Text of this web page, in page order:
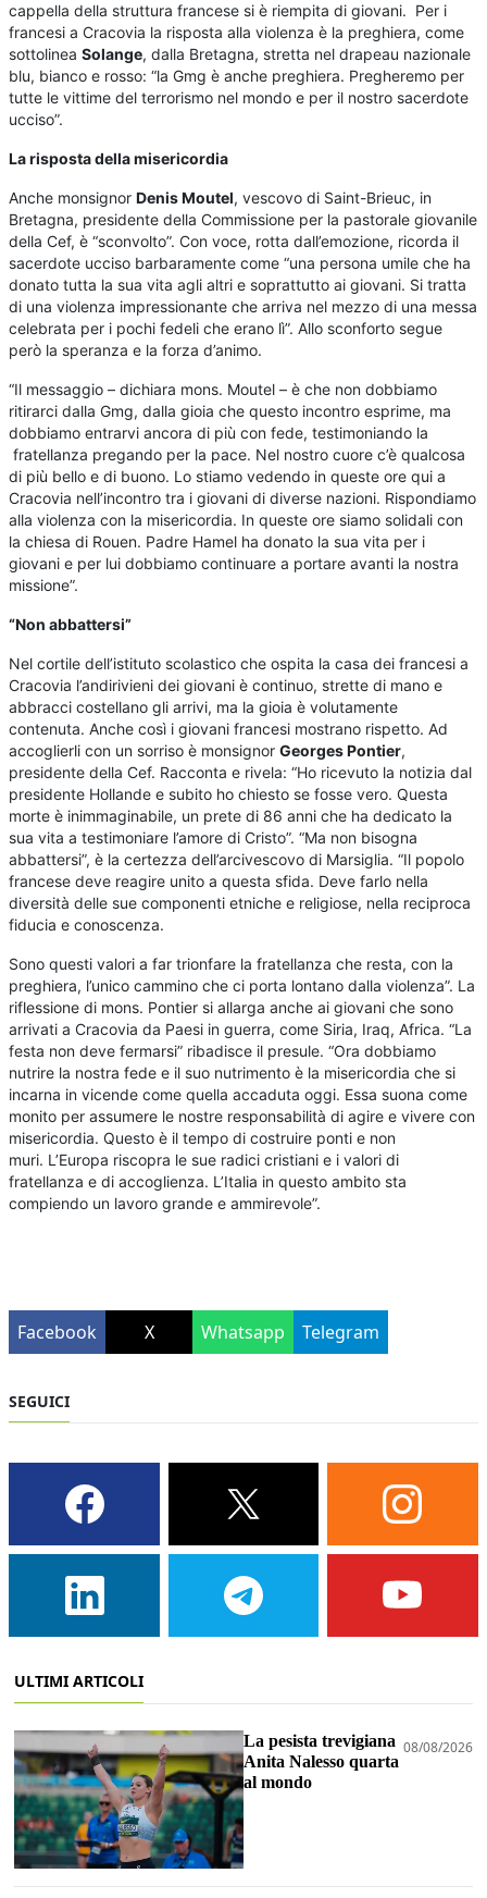
cappella della struttura francese si è riempita di giovani. Per i
francesi a Cracovia la risposta alla violenza è la preghiera, come
sottolineaSolange, dalla Bretagna, stretta nel drapeau nazionale
blu, bianco e rosso: “la Gmg è anche preghiera. Pregheremo per
tutte le vittime del terrorismo nel mondo e per il nostro sacerdote
ucciso”.
La risposta della misericordia
Anche monsignorDenis Moutel, vescovo di Saint-Brieuc, in
Bretagna, presidente della Commissione per la pastorale giovanile
della Cef, è “sconvolto”. Con voce, rotta dall’emozione, ricorda il
sacerdote ucciso barbaramente come “una persona umile che ha
donato tutta la sua vita agli altri e soprattutto ai giovani. Si tratta
di una violenza impressionante che arriva nel mezzo di una messa
celebrata per i pochi fedeli che erano lì”. Allo sconforto segue
però la speranza e la forza d’animo.
“Il messaggio – dichiara mons. Moutel – è che non dobbiamo
ritirarci dalla Gmg, dalla gioia che questo incontro esprime, ma
dobbiamo entrarvi ancora di più con fede, testimoniando la
fratellanza pregando per la pace. Nel nostro cuore c’è qualcosa
di più bello e di buono. Lo stiamo vedendo in queste ore qui a
Cracovia nell’incontro tra i giovani di diverse nazioni. Rispondiamo
alla violenza con la misericordia. In queste ore siamo solidali con
la chiesa di Rouen. Padre Hamel ha donato la sua vita per i
giovani e per lui dobbiamo continuare a portare avanti la nostra
missione”.
“Non abbattersi”
Nel cortile dell’istituto scolastico che ospita la casa dei francesi a
Cracovia l’andirivieni dei giovani è continuo, strette di mano e
abbracci costellano gli arrivi, ma la gioia è volutamente
contenuta. Anche così i giovani francesi mostrano rispetto. Ad
accoglierli con un sorriso è monsignorGeorges Pontier,
presidente della Cef. Racconta e rivela: “Ho ricevuto la notizia dal
presidente Hollande e subito ho chiesto se fosse vero. Questa
morte è inimmaginabile, un prete di 86 anni che ha dedicato la
sua vita a testimoniare l’amore di Cristo”. “Ma non bisogna
abbattersi”, è la certezza dell’arcivescovo di Marsiglia. “Il popolo
francese deve reagire unito a questa sfida. Deve farlo nella
diversità delle sue componenti etniche e religiose, nella reciproca
fiducia e conoscenza.
Sono questi valori a far trionfare la fratellanza che resta, con la
preghiera, l’unico cammino che ci porta lontano dalla violenza”. La
riflessione di mons. Pontier si allarga anche ai giovani che sono
arrivati a Cracovia da Paesi in guerra, come Siria, Iraq, Africa. “La
festa non deve fermarsi” ribadisce il presule. “Ora dobbiamo
nutrire la nostra fede e il suo nutrimento è la misericordia che si
incarna in vicende come quella accaduta oggi. Essa suona come
monito per assumere le nostre responsabilità di agire e vivere con
misericordia. Questo è il tempo di costruire ponti e non
muri. L’Europa riscopra le sue radici cristiani e i valori di
fratellanza e di accoglienza. L’Italia in questo ambito sta
compiendo un lavoro grande e ammirevole”.
Facebook X Whatsapp Telegram
SEGUICI
ULTIMI ARTICOLI
La pesista trevigiana
Anita Nalesso quarta
al mondo
08/08/2026